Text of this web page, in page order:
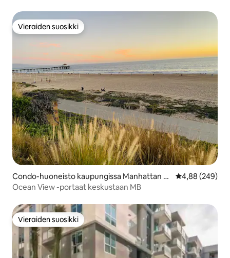
Vieraiden suosikki
Vieraiden suosikki
Condo-huoneisto kaupungissa Manhattan B
each
4,88 (249)
Ocean View -portaat keskustaan MB
Vieraiden suosikki
Vieraiden suosikki